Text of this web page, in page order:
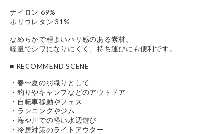
ナイロン 69%
ポリウレタン 31%
なめらかで程よいハリ感のある素材。
軽量でシワになりにくく、持ち運びにも便利です。
■ RECOMMEND SCENE
・春〜夏の羽織りとして
・釣りやキャンプなどのアウトドア
・自転車移動やフェス
・ランニングやジム
・海や川での軽い水辺遊び
・冷房対策のライトアウター